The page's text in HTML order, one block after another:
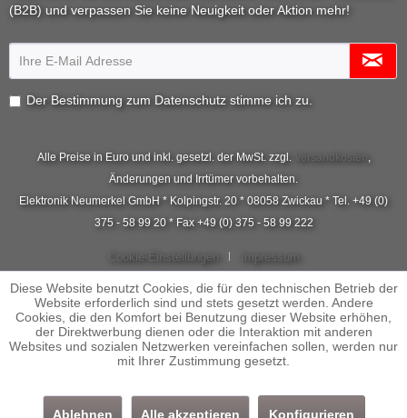
(B2B) und verpassen Sie keine Neuigkeit oder Aktion mehr!
Der Bestimmung zum Datenschutz stimme ich zu.
Alle Preise in Euro und inkl. gesetzl. der MwSt. zzgl. Versandkosten
Änderungen und Irrtümer vorbehalten.
Elektronik Neumerkel GmbH * Kolpingstr. 20 * 08058 Zwickau * Tel. +49 (0)
375 - 58 99 20 * Fax +49 (0) 375 - 58 99 222
Cookie-Einstellungen Impressum
Diese Website benutzt Cookies, die für den technischen Betrieb der
Website erforderlich sind und stets gesetzt werden. Andere
Cookies, die den Komfort bei Benutzung dieser Website erhöhen,
der Direktwerbung dienen oder die Interaktion mit anderen
Websites und sozialen Netzwerken vereinfachen sollen, werden nur
mit Ihrer Zustimmung gesetzt.
Ablehnen Alle akzeptieren Konfigurieren